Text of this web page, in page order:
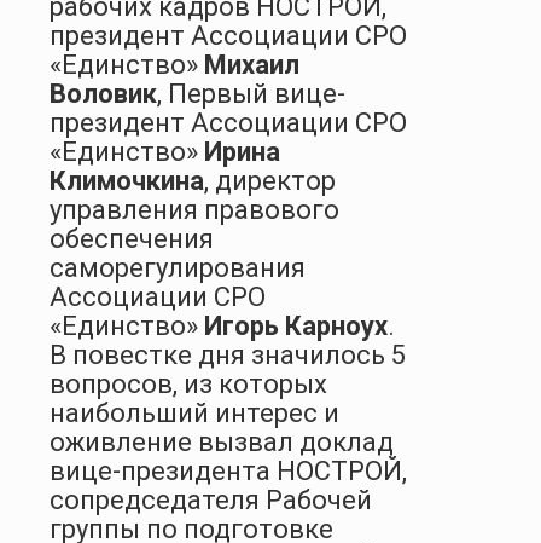
рабочих кадров НОСТРОЙ,
президент Ассоциации СРО
«Единство» Михаил
Воловик, Первый вице-
президент Ассоциации СРО
«Единство» Ирина
Климочкина, директор
управления правового
обеспечения
саморегулирования
Ассоциации СРО
«Единство» Игорь Карноух.
В повестке дня значилось 5
вопросов, из которых
наибольший интерес и
оживление вызвал доклад
вице-президента НОСТРОЙ,
сопредседателя Рабочей
группы по подготовке